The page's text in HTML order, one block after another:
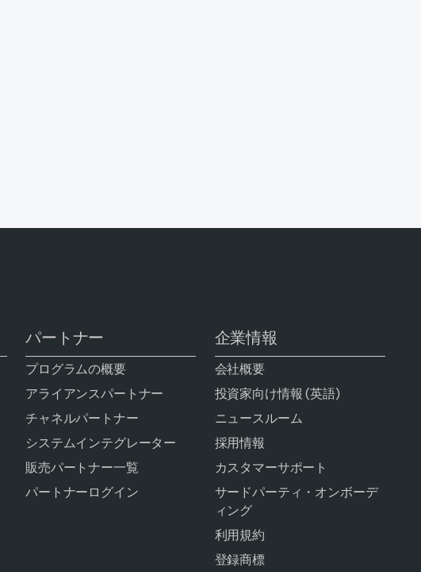
パートナー
プログラムの概要
アライアンスパートナー
チャネルパートナー
システムインテグレーター
販売パートナー一覧
パートナーログイン
企業情報
会社概要
投資家向け情報 (英語)
ニュースルーム
採用情報
カスタマーサポート
サードパーティ・オンボーデ
ィング
利用規約
登録商標